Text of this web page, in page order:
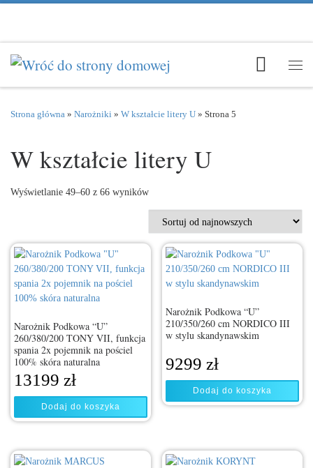
Strona główna » Narożniki » W kształcie litery U » Strona 5
W kształcie litery U
Wyświetlanie 49–60 z 66 wynikówPosortowane według najnowszych
Narożnik Podkowa “U”
260/380/200 TONY VII, funkcja
spania 2x pojemnik na pościel
100% skóra naturalna
13199 zł
Dodaj do koszyka
Narożnik Podkowa “U”
210/350/260 cm NORDICO III
w stylu skandynawskim
9299 zł
Dodaj do koszyka